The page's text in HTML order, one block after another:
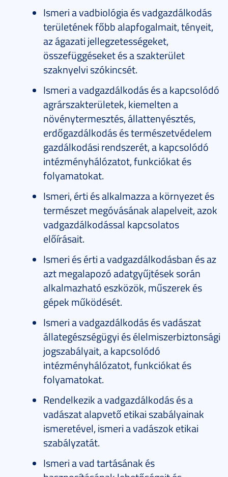
Ismeri a vadbiológia és vadgazdálkodás
területének főbb alapfogalmait, tényeit,
az ágazati jellegzetességeket,
összefüggéseket és a szakterület
szaknyelvi szókincsét.
Ismeri a vadgazdálkodás és a kapcsolódó
agrárszakterületek, kiemelten a
növénytermesztés, állattenyésztés,
erdőgazdálkodás és természetvédelem
gazdálkodási rendszerét, a kapcsolódó
intézményhálózatot, funkciókat és
folyamatokat.
Ismeri, érti és alkalmazza a környezet és
természet megóvásának alapelveit, azok
vadgazdálkodással kapcsolatos
előírásait.
Ismeri és érti a vadgazdálkodásban és az
azt megalapozó adatgyűjtések során
alkalmazható eszközök, műszerek és
gépek működését.
Ismeri a vadgazdálkodás és vadászat
állategészségügyi és élelmiszerbiztonsági
jogszabályait, a kapcsolódó
intézményhálózatot, funkciókat és
folyamatokat.
Rendelkezik a vadgazdálkodás és a
vadászat alapvető etikai szabályainak
ismeretével, ismeri a vadászok etikai
szabályzatát.
Ismeri a vad tartásának és